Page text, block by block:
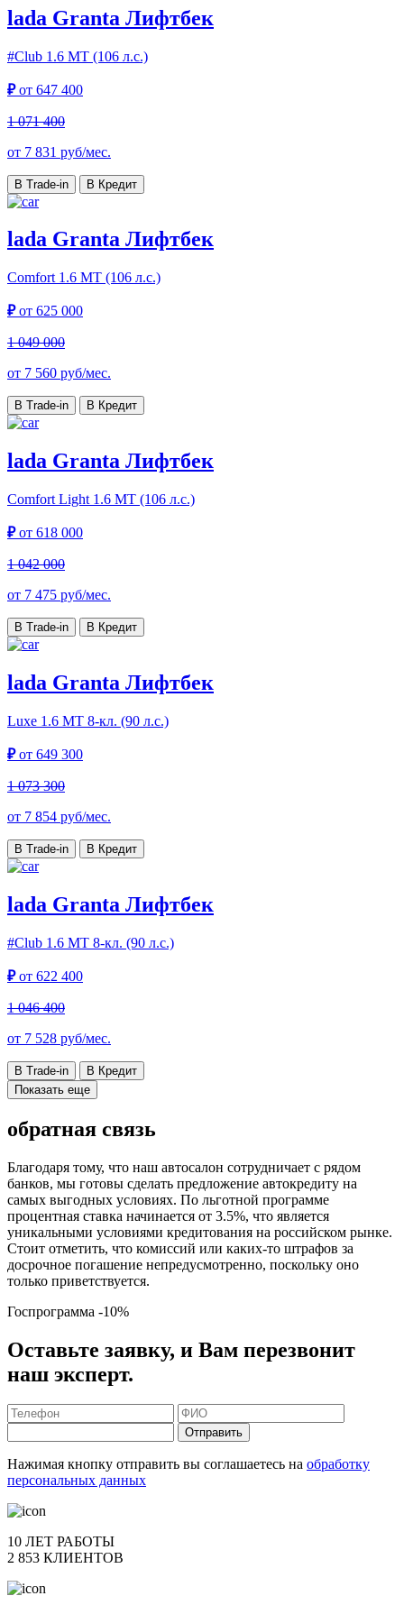
lada Granta Лифтбек
#Club 1.6 МТ (106 л.с.)
₽от 647 400
1 071 400
от 7 831 руб/мес.
В Trade-in В Кредит
lada Granta Лифтбек
Comfort 1.6 МТ (106 л.с.)
₽от 625 000
1 049 000
от 7 560 руб/мес.
В Trade-in В Кредит
lada Granta Лифтбек
Comfort Light 1.6 МТ (106 л.с.)
₽от 618 000
1 042 000
от 7 475 руб/мес.
В Trade-in В Кредит
lada Granta Лифтбек
Luxe 1.6 МТ 8-кл. (90 л.с.)
₽от 649 300
1 073 300
от 7 854 руб/мес.
В Trade-in В Кредит
lada Granta Лифтбек
#Club 1.6 МТ 8-кл. (90 л.с.)
₽от 622 400
1 046 400
от 7 528 руб/мес.
В Trade-in
В Кредит
Показать еще
обратная связь
Благодаря тому, что наш автосалон сотрудничает с рядом
банков, мы готовы сделать предложение автокредиту на
самых выгодных условиях. По льготной программе
процентная ставка начинается от 3.5%, что является
уникальными условиями кредитования на российском рынке.
Стоит отметить, что комиссий или каких-то штрафов за
досрочное погашение непредусмотренно, поскольку оно
только приветствуется.
Госпрограмма -10%
Оставьте заявку, и Вам перезвонит
наш эксперт.
Отправить
Нажимая кнопку отправить вы соглашаетесь на обработку
персональных данных
10 ЛЕТ РАБОТЫ
2 853 КЛИЕНТОВ